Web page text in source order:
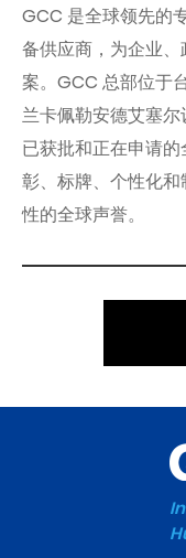
GCC 是全球领先的
备供应商，为企业
案。GCC 总部位于
兰卡佩勒安德艾塞
已获批和正在申请
彰、标牌、个性化
性的全球声誉。